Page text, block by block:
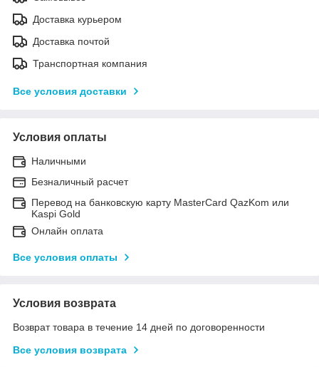
Доставка курьером
Доставка почтой
Транспортная компания
Все условия доставки
Условия оплаты
Наличными
Безналичный расчет
Перевод на банковскую карту MasterCard QazKom или
Kaspi Gold
Онлайн оплата
Все условия оплаты
Условия возврата
Возврат товара в течение 14 дней по договоренности
Все условия возврата